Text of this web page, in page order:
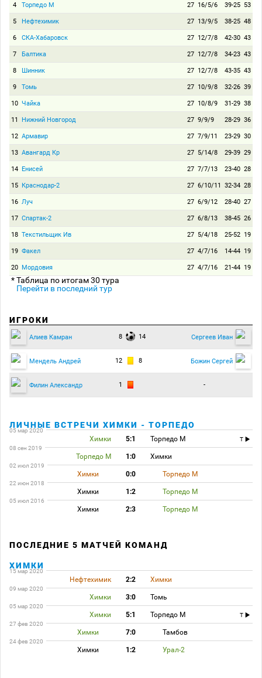
4 Торпедо М 27 16/5/6 39-25 53
5 Нефтехимик 27 13/9/5 38-25 48
6 СКА-Хабаровск 27 12/7/8 42-30 43
7 Балтика 27 12/7/8 34-23 43
8 Шинник 27 12/7/8 43-35 43
9 Томь 27 10/9/8 32-26 39
10 Чайка 27 10/8/9 31-29 38
11 Нижний Новгород 27 9/9/9 28-29 36
12 Армавир 27 7/9/11 23-29 30
13 Авангард Кр 27 5/14/8 29-39 29
14 Енисей 27 7/7/13 23-40 28
15 Краснодар-2 27 6/10/11 32-34 28
16 Луч 27 6/9/12 28-40 27
17 Спартак-2 27 6/8/13 38-45 26
18 Текстильщик Ив 27 5/4/18 25-52 19
19 Факел 27 4/7/16 14-44 19
20 Мордовия 27 4/7/16 21-44 19
* Таблица по итогам 30 тура
Перейти в последний тур
ИГРОКИ
Алиев Камран 8 14 Сергеев Иван
Мендель Андрей 12 8 Божин Сергей
Филин Александр 1 -
ЛИЧНЫЕ ВСТРЕЧИ ХИМКИ - ТОРПЕДО
05 мар 2020
Химки 5:1 Торпедо М
T
08 сен 2019
Торпедо М 1:0 Химки
02 июл 2019
Химки 0:0 Торпедо М
22 июн 2018
Химки 1:2 Торпедо М
05 июл 2016
Химки 2:3 Торпедо М
ПОСЛЕДНИЕ 5 МАТЧЕЙ КОМАНД
ХИМКИ
15 мар 2020
Нефтехимик 2:2 Химки
09 мар 2020
Химки 3:0 Томь
05 мар 2020
Химки 5:1 Торпедо М
T
27 фев 2020
Химки 7:0 Тамбов
24 фев 2020
Химки 1:2 Урал-2